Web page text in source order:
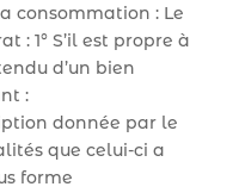
consommation : Le
: 1° S’il est propre à
d’un bien
:
donnée par le
que celui-ci a
forme